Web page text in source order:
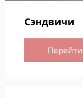
Сэндвичи
Перейти